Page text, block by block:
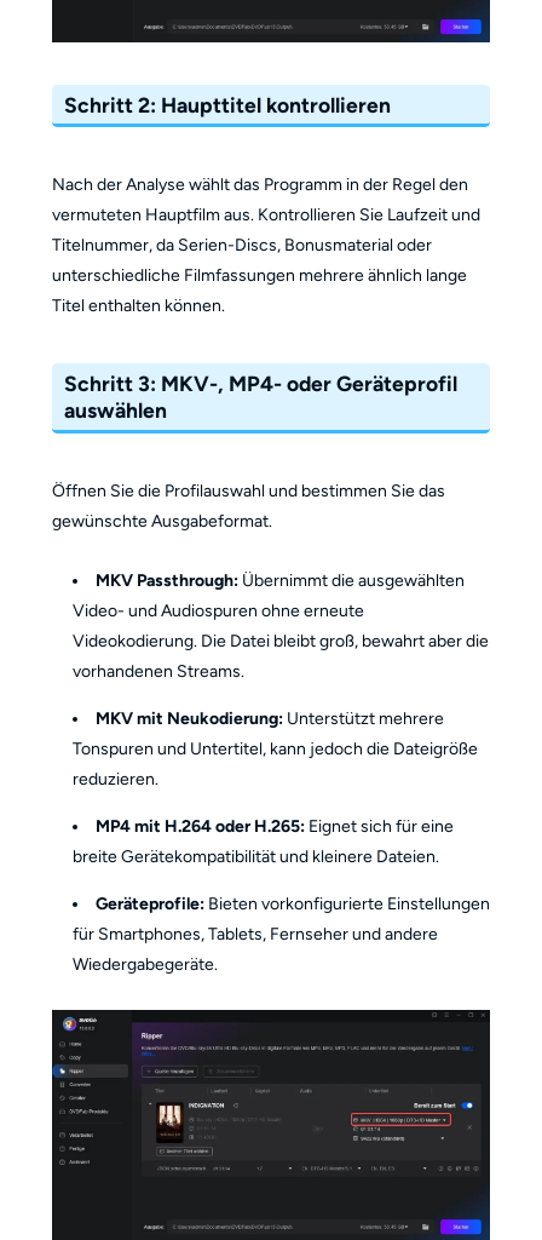
Schritt 2: Haupttitel kontrollieren
Nach der Analyse wählt das Programm in der Regel den
vermuteten Hauptfilm aus. Kontrollieren Sie Laufzeit und
Titelnummer, da Serien-Discs, Bonusmaterial oder
unterschiedliche Filmfassungen mehrere ähnlich lange
Titel enthalten können.
Schritt 3: MKV-, MP4- oder Geräteprofil
auswählen
Öffnen Sie die Profilauswahl und bestimmen Sie das
gewünschte Ausgabeformat.
MKV Passthrough: Übernimmt die ausgewählten
Video- und Audiospuren ohne erneute
Videokodierung. Die Datei bleibt groß, bewahrt aber die
vorhandenen Streams.
MKV mit Neukodierung: Unterstützt mehrere
Tonspuren und Untertitel, kann jedoch die Dateigröße
reduzieren.
MP4 mit H.264 oder H.265: Eignet sich für eine
breite Gerätekompatibilität und kleinere Dateien.
Geräteprofile: Bieten vorkonfigurierte Einstellungen
für Smartphones, Tablets, Fernseher und andere
Wiedergabegeräte.